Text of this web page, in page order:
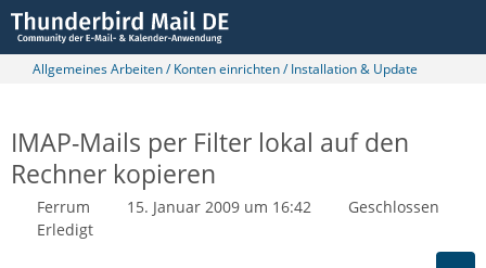
Allgemeines Arbeiten / Konten einrichten / Installation & Update
IMAP-Mails per Filter lokal auf den
Rechner kopieren
Ferrum 15. Januar 2009 um 16:42
Geschlossen
Erledigt